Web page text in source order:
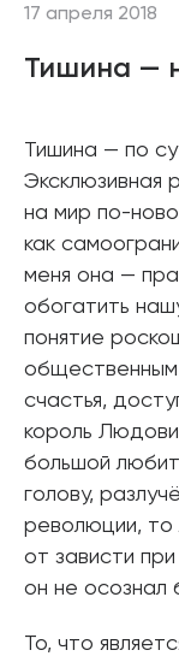
17 апреля 2018
Тишина —
Тишина — по
Эксклюзивная
на мир по-
как
меня она —
обогатить
понятие
счастья,
король
большой
голову,
революции, то
от зависти
он не осознал
То, что